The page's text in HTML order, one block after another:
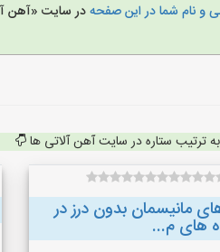
و نام شما در این صفحهدر سایت «آهن
ترتیب ستاره در سایت آهن آلاتی ها
مانیسمان بدون درز در
های م...